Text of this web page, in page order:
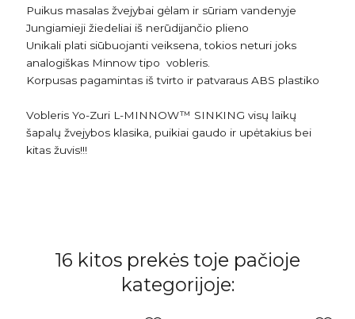
Puikus masalas žvejybai gėlam ir sūriam vandenyje
Jungiamieji žiedeliai iš nerūdijančio plieno
Unikali plati siūbuojanti veiksena, tokios neturi joks
analogiškas Minnow tipo vobleris.
Korpusas pagamintas iš tvirto ir patvaraus ABS plastiko
Vobleris Yo-Zuri L-MINNOW™ SINKING visų laikų
šapalų žvejybos klasika, puikiai gaudo ir upėtakius bei
kitas žuvis!!!
16 kitos prekės toje pačioje
kategorijoje: